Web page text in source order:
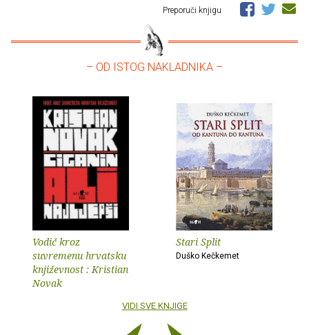
Preporuči knjigu
– OD ISTOG NAKLADNIKA –
Vodič kroz
suvremenu hrvatsku
književnost : Kristian
Novak
Stari Split
Duško Kečkemet
VIDI SVE KNJIGE